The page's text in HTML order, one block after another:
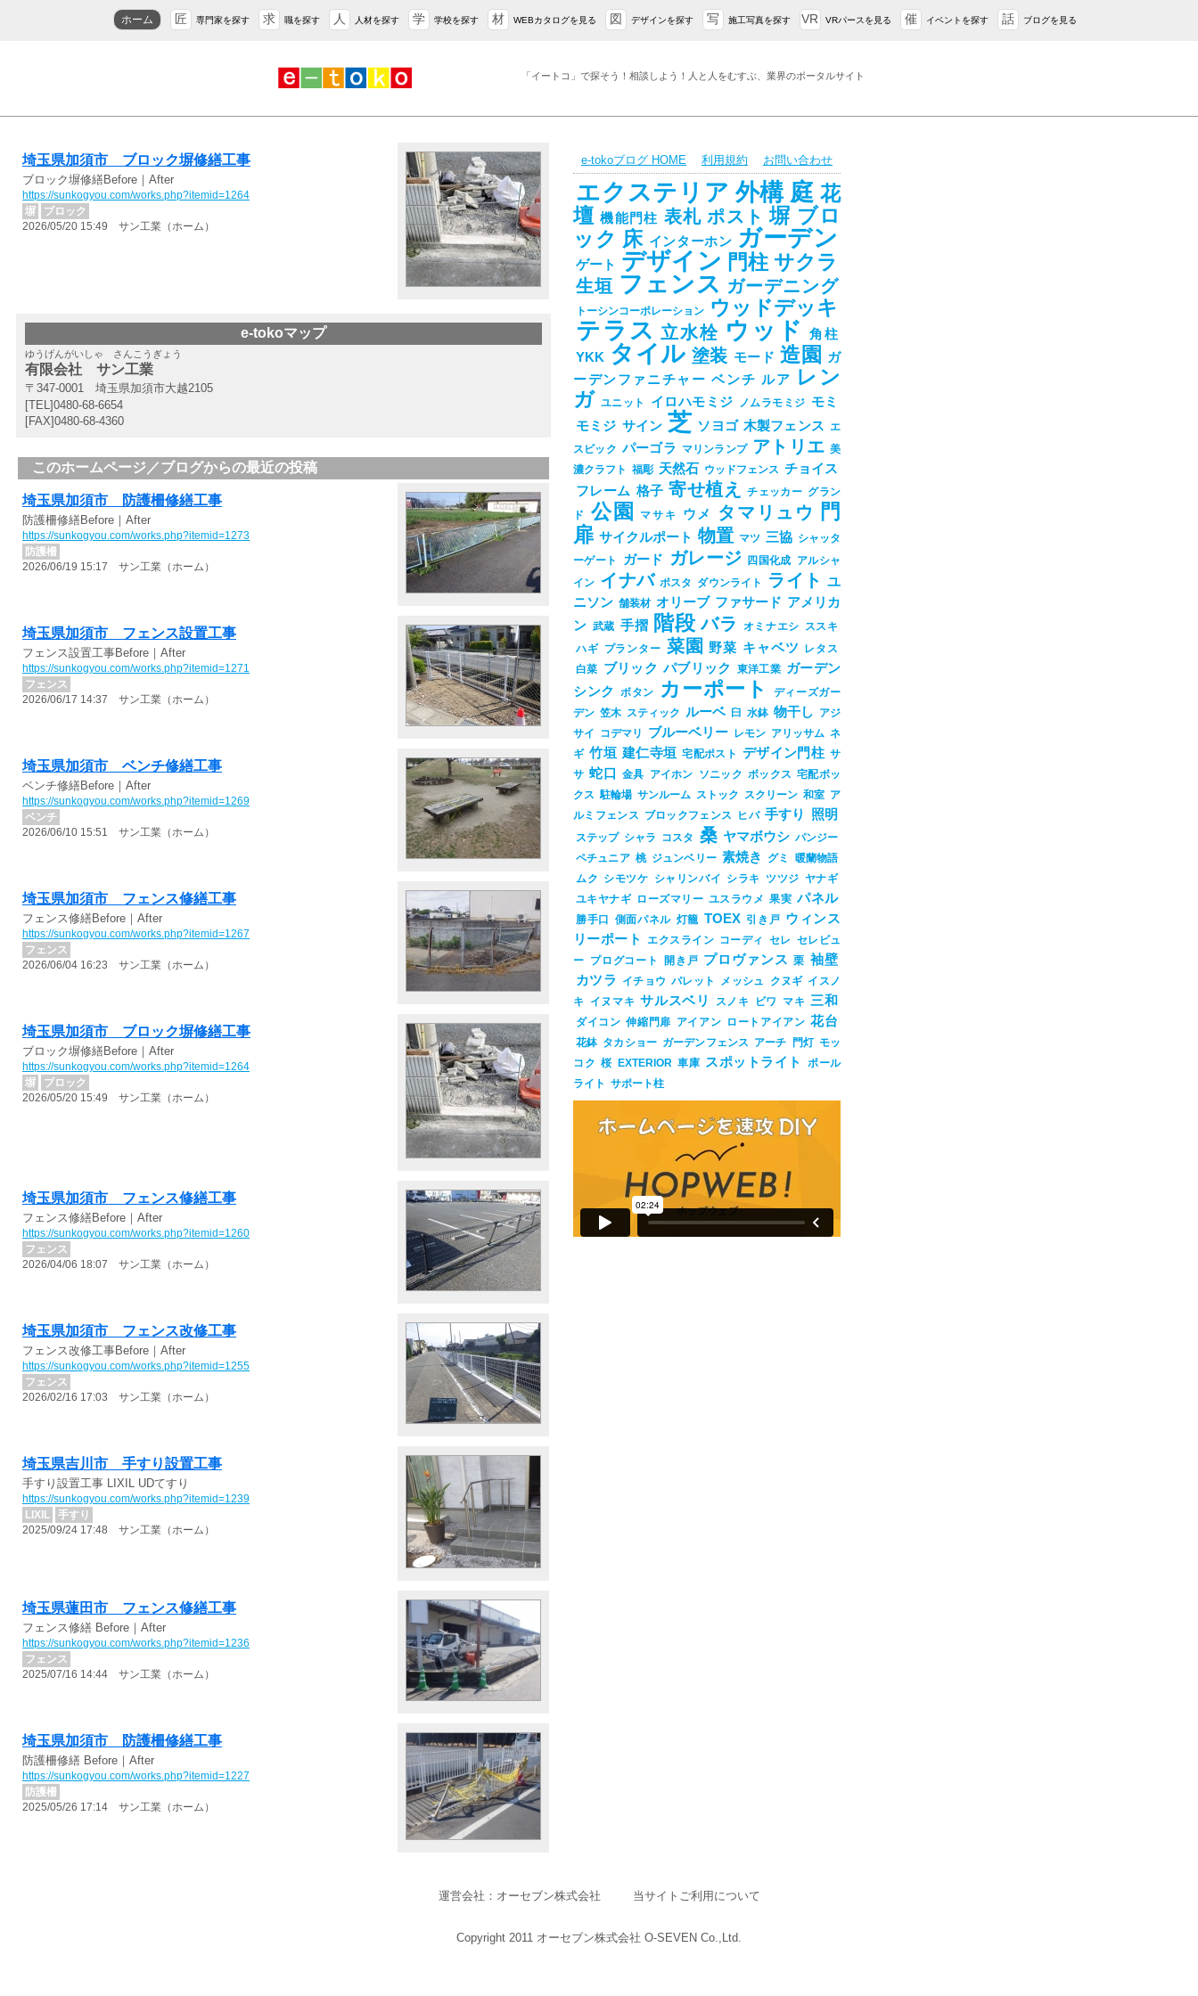
ホーム 匠 専門家を探す 求 職を探す 人 人材を探す 学 学校を探す 材 WEBカタログを見る 図 デザインを探す 写 施工写真を探す VR VRパースを見る 催 イベントを探す 話 ブログを見る
「イートコ」で探そう！相談しよう！人と人をむすぶ、業界のポータルサイト
埼玉県加須市 ブロック塀修繕工事
ブロック塀修繕Before｜After
https://sunkogyou.com/works.php?itemid=1264
塀
ブロック
2026/05/20 15:49 サン工業（ホーム）
e-tokoマップ
ゆうげんがいしゃ さんこうぎょう
有限会社 サン工業
〒347-0001 埼玉県加須市大越2105
[TEL]0480-68-6654
[FAX]0480-68-4360
このホームページ／ブログからの最近の投稿
埼玉県加須市 防護柵修繕工事
防護柵修繕Before｜After
https://sunkogyou.com/works.php?itemid=1273
防護柵
2026/06/19 15:17 サン工業（ホーム）
埼玉県加須市 フェンス設置工事
フェンス設置工事Before｜After
https://sunkogyou.com/works.php?itemid=1271
フェンス
2026/06/17 14:37 サン工業（ホーム）
埼玉県加須市 ベンチ修繕工事
ベンチ修繕Before｜After
https://sunkogyou.com/works.php?itemid=1269
ベンチ
2026/06/10 15:51 サン工業（ホーム）
埼玉県加須市 フェンス修繕工事
フェンス修繕Before｜After
https://sunkogyou.com/works.php?itemid=1267
フェンス
2026/06/04 16:23 サン工業（ホーム）
埼玉県加須市 ブロック塀修繕工事
ブロック塀修繕Before｜After
https://sunkogyou.com/works.php?itemid=1264
塀
ブロック
2026/05/20 15:49 サン工業（ホーム）
埼玉県加須市 フェンス修繕工事
フェンス修繕Before｜After
https://sunkogyou.com/works.php?itemid=1260
フェンス
2026/04/06 18:07 サン工業（ホーム）
埼玉県加須市 フェンス改修工事
フェンス改修工事Before｜After
https://sunkogyou.com/works.php?itemid=1255
フェンス
2026/02/16 17:03 サン工業（ホーム）
埼玉県吉川市 手すり設置工事
手すり設置工事 LIXIL UDてすり
https://sunkogyou.com/works.php?itemid=1239
LIXIL
手すり
2025/09/24 17:48 サン工業（ホーム）
埼玉県蓮田市 フェンス修繕工事
フェンス修繕 Before｜After
https://sunkogyou.com/works.php?itemid=1236
フェンス
2025/07/16 14:44 サン工業（ホーム）
埼玉県加須市 防護柵修繕工事
防護柵修繕 Before｜After
https://sunkogyou.com/works.php?itemid=1227
防護柵
2025/05/26 17:14 サン工業（ホーム）
e-tokoブログ HOME 利用規約 お問い合わせ
エクステリア 外構 庭 花
壇 機能門柱 表札 ポスト 塀 ブロ
ック 床 インターホン ガーデン
ゲート デザイン 門柱 サクラ
生垣 フェンス ガーデニング
トーシンコーポレーション ウッドデッキ
テラス 立水栓 ウッド
角柱
YKK タイル 塗装 モード 造園
ガ
ーデンファニチャー ベンチ ルア
レン
ガ ユニット イロハモミジ ノムラモミジ モミ
モミジ サイン 芝 ソヨゴ 木製フェンス エ
スビック パーゴラ マリンランプ アトリエ 美
濃クラフト 福彫 天然石 ウッドフェンス チョイス
フレーム 格子 寄せ植え チェッカー グラン
ド
公園 マサキ ウメ タマリュウ
門
扉 サイクルポート 物置 マツ 三協 シャッタ
ーゲート
ガード ガレージ 四国化成 アルシャ
イン イナバ ポスタ ダウンライト ライト ユ
ニソン 舗装材 オリーブ ファサード アメリカ
ン 武蔵 手摺 階段 バラ オミナエシ ススキ
ハギ プランター 菜園 野菜 キャベツ
レタス
白菜 ブリック パブリック 東洋工業 ガーデン
シンク
ボタン カーポート
ディーズガー
デン 笠木 スティック ルーベ 臼 水鉢 物干し アジ
サイ コデマリ ブルーベリー レモン アリッサム ネ
ギ 竹垣 建仁寺垣 宅配ポスト デザイン門柱 サ
サ 蛇口 金具 アイホン ソニック ボックス 宅配ボッ
クス 駐輪場 サンルーム ストック スクリーン 和室 ア
ルミフェンス ブロックフェンス ヒバ 手すり 照明
ステップ シャラ コスタ 桑 ヤマボウシ パンジー
ペチュニア 桃 ジュンベリー 素焼き グミ
暖蘭物語
ムク シモツケ シャリンバイ シラキ ツツジ ヤナギ
ユキヤナギ ローズマリー ユスラウメ 果実 パネル
勝手口 側面パネル 灯籠 TOEX 引き戸 ウィンス
リーポート
エクスライン コーディ セレ セレビュ
ー プログコート 開き戸 プロヴァンス 栗 袖壁
カツラ
イチョウ パレット メッシュ クヌギ イスノ
キ
イヌマキ サルスベリ スノキ ビワ マキ 三和
ダイコン 伸縮門扉 アイアン ロートアイアン 花台
花鉢 タカショー ガーデンフェンス アーチ 門灯 モッ
コク 桜 EXTERIOR 車庫 スポットライト
ポール
ライト サポート柱
運営会社：オーセブン株式会社 当サイトご利用について
Copyright 2011 オーセブン株式会社 O-SEVEN Co.,Ltd.